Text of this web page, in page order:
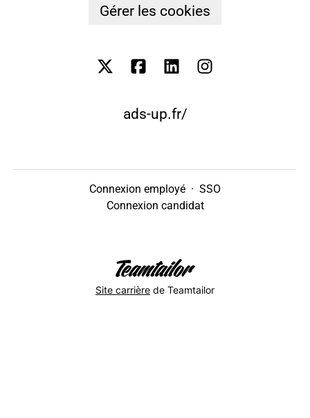
Gérer les cookies
ads-up.fr/
Connexion employé · SSO
Connexion candidat
Site carrière de Teamtailor